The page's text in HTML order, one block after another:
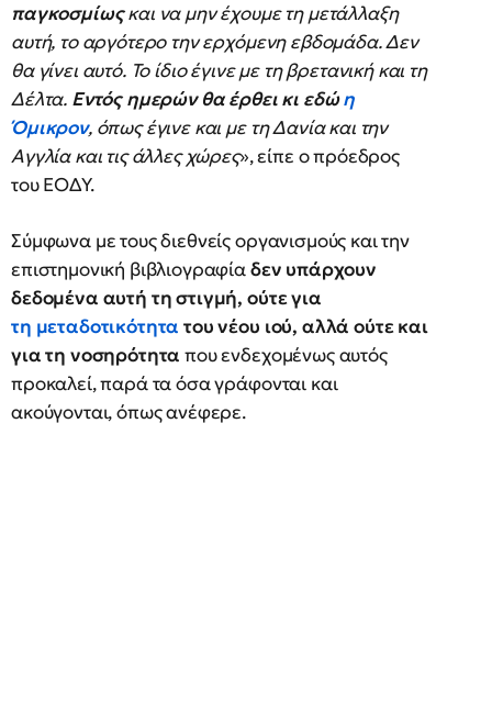
παγκοσμίωςκαι να μην έχουμε τη μετάλλαξη
αυτή, το αργότερο την ερχόμενη εβδομάδα. Δεν
θα γίνει αυτό. Το ίδιο έγινε με τη βρετανική και τη
Δέλτα. Εντός ημερών θα έρθει κι εδώη
Όμικρον, όπως έγινε και με τη Δανία και την
Αγγλία και τις άλλες χώρες», είπε ο πρόεδρος
του ΕΟΔΥ.
Σύμφωνα με τους διεθνείς οργανισμούς και την
επιστημονική βιβλιογραφίαδεν υπάρχουν
δεδομένα αυτή τη στιγμή, ούτε για
τη μεταδοτικότητα του νέου ιού, αλλά ούτε και
για τη νοσηρότητα που ενδεχομένως αυτός
προκαλεί, παρά τα όσα γράφονται και
ακούγονται, όπως ανέφερε.